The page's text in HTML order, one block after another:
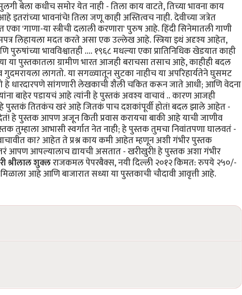
बेला कधीच समोर येत नाही - तिला काय वाटते, तिच्या भावना काय
भावनांचे! तिला जणू काही अस्तित्वच नाही. देवीच्या जत्रेत
एका 'गाणा-या स्त्रीची दलाली करणारा' पुरुष आहे. हिंदी सिनेमातली गाणी
लिहायला मदत करते असा एक उल्लेख आहे. स्त्रिया इथं अदृश्य आहेत,
भावविश्वातही .... १९६८ मधल्या एका प्रातिनिधिक खेडयात काही
या पुस्तकातला ग्रामीण भारत आजही बराचसा तसाच आहे, काहीही बदल
लागतो. या सगळ्यातून सुटका नाहीच या अपरिहार्यतेने घुसमट
हे धारदारपणे सांगणारी लेखकाची शैली चकित करून जाते आधी; आणि वेदना
बाहेर पडायचं आहे त्यांनी हे पुस्तकं अवश्य वाचावं .. कारण आजही
तितकंच खरं आहे जितकं पाच दशकांपूर्वी होतं! बदल झाले आहेत -
हे पुस्तक आपण अजून किती प्रवास करायचा बाकी आहे याची जाणीव
तुम्हाला आभासी स्वर्गात नेत नाही; हे पुस्तक तुमचा निवांतपणा घालवतं -
का? आहेत ते प्रश्न काय कमी आहेत म्हणून अशी गंभीर पुस्तक
आपण आपल्यालाच द्यायची असतात - खरीखुरी! हे पुस्तक अशा गंभीर
श्रीलाल शुक्लराजकमल पेपरबैक्स, नयी दिल्ली २०१२ किमत: रुपये २५०/-
आहे आणि बाजारात सध्या या पुस्तकाची चौदावी आवृत्ती आहे.